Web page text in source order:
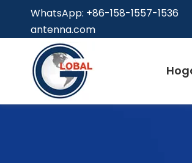
WhatsApp: +86-158-1557-
antenna.com